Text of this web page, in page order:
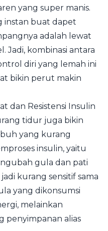
yang super manis.
instan buat dapet
adalah lewat
Jadi, kombinasi antara
diri yang lemah ini
bikin perut makin
dan Resistensi Insulin
tidur juga bikin
yang kurang
insulin, yaitu
gula dan pati
kurang sensitif sama
yang dikonsumsi
melainkan
penyimpanan alias